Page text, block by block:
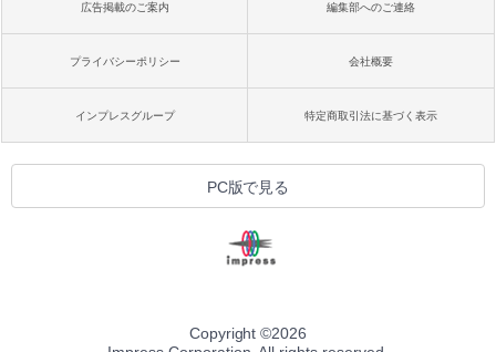
広告掲載のご案内 編集部へのご連絡
プライバシーポリシー 会社概要
インプレスグループ 特定商取引法に基づく表示
PC版で見る
Copyright ©2026